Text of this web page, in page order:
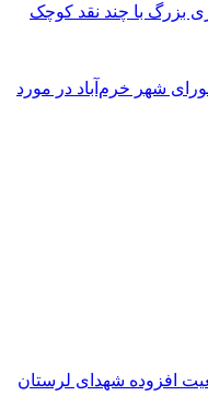
شهر خرم‌آباد در مورد
افزوده شهدای لرستان